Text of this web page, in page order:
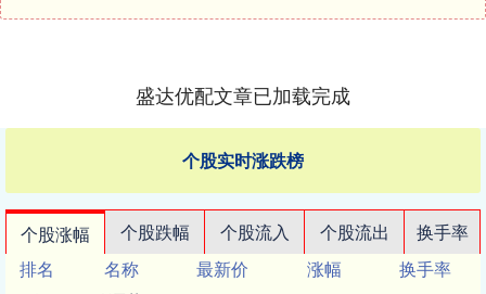
盛达优配文章已加载完成
个股实时涨跌榜
个股涨幅 个股跌幅 个股流入 个股流出
换手率
排名
名称 最新价 涨幅
换手率